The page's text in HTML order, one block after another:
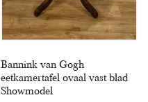
Bannink van Gogh
eetkamertafel ovaal vast blad
Showmodel